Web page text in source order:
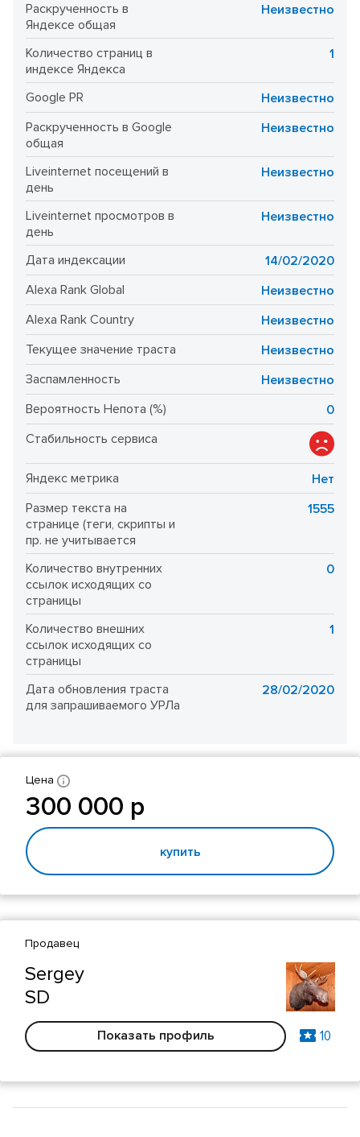
Раскрученность в
Яндексе общая
Неизвестно
Количество страниц в
индексе Яндекса
1
Google PR
Неизвестно
Раскрученность в Google
общая
Неизвестно
Liveinternet посещений в
день
Неизвестно
Liveinternet просмотров в
день
Неизвестно
Дата индексации
14/02/2020
Alexa Rank Global
Неизвестно
Alexa Rank Country
Неизвестно
Текущее значение траста
Неизвестно
Заспамленность
Неизвестно
Вероятность Непота (%)
0
Стабильность сервиса
Яндекс метрика
Нет
Размер текста на
странице (теги, скрипты и
пр. не учитывается
1555
Количество внутренних
ссылок исходящих со
страницы
0
Количество внешних
ссылок исходящих со
страницы
1
Дата обновления траста
для запрашиваемого УРЛа
28/02/2020
Цена
300 000 р
купить
Продавец
Sergey
SD
Показать профиль 10